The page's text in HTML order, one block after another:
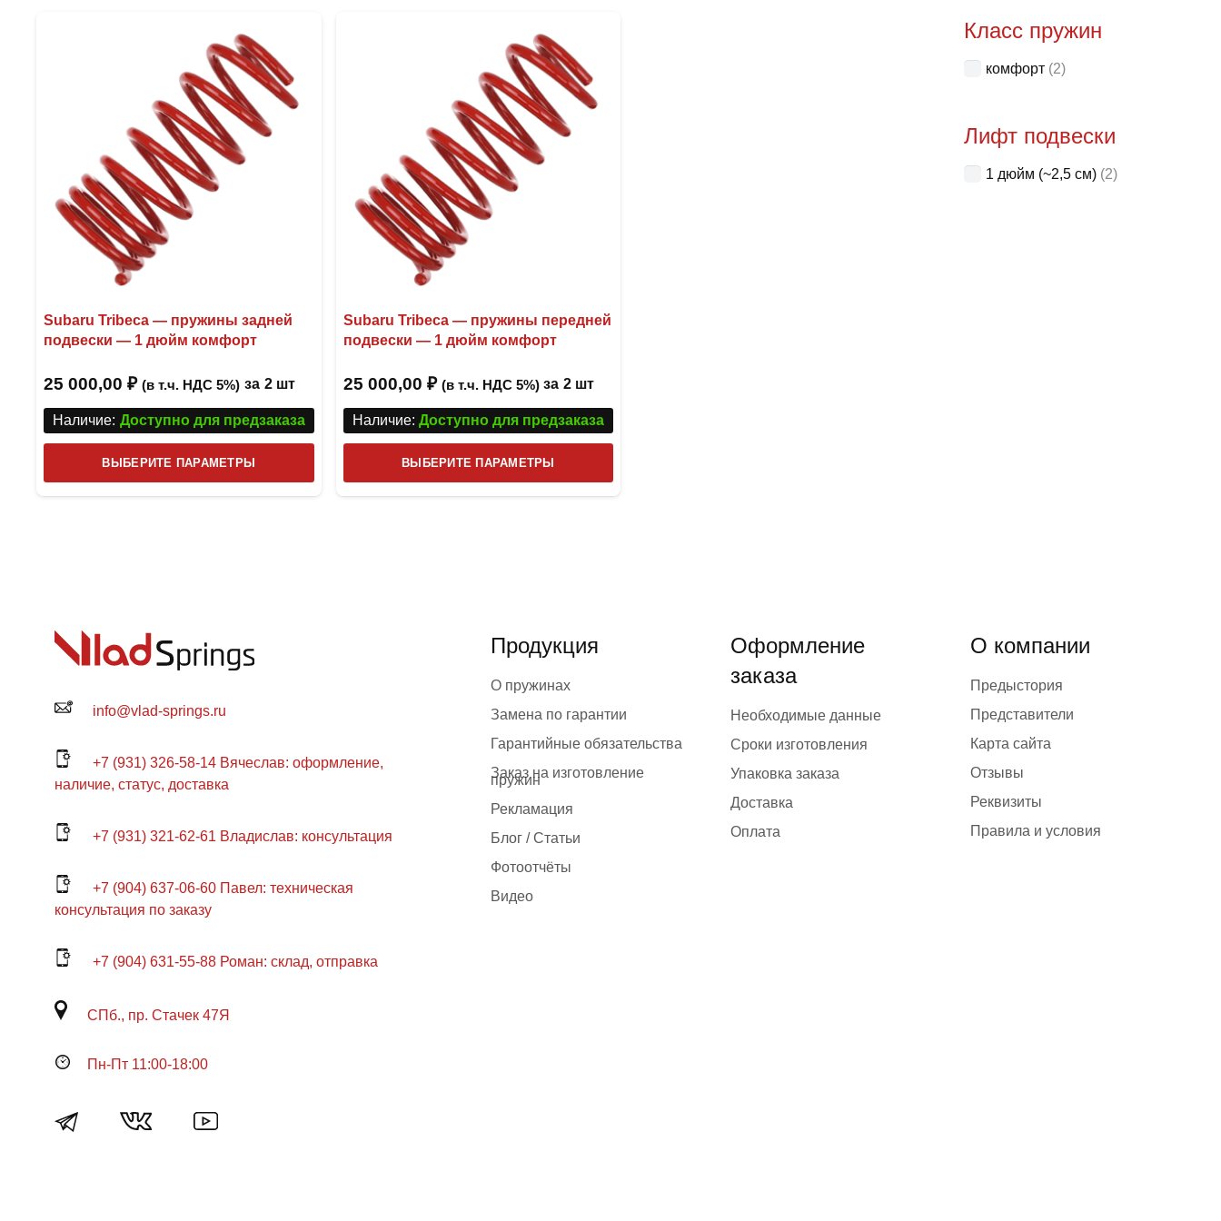
Subaru Tribeca — пружины задней
подвески — 1 дюйм комфорт
25 000,00 ₽ (в т.ч. НДС 5%) за 2 шт
Наличие: Доступно для предзаказа
ВЫБЕРИТЕ ПАРАМЕТРЫ
товар
Subaru Tribeca — пружины передней
подвески — 1 дюйм комфорт
25 000,00 ₽ (в т.ч. НДС 5%) за 2 шт
Наличие: Доступно для предзаказа
ВЫБЕРИТЕ ПАРАМЕТРЫ
товар
товара.
Класс пружин
комфорт (2)
Лифт подвески
1 дюйм (~2,5 см) (2)
info@vlad-springs.ru
+7 (931) 326-58-14 Вячеслав: оформление,
наличие, статус, доставка
+7 (931) 321-62-61 Владислав: консультация
+7 (904) 637-06-60 Павел: техническая
консультация по заказу
+7 (904) 631-55-88 Роман: склад, отправка
СПб., пр. Стачек 47Я
Пн-Пт 11:00-18:00
Продукция
О пружинах
Замена по гарантии
Гарантийные обязательства
Заказ на изготовление
пружин
Рекламация
Блог / Статьи
Фотоотчёты
Видео
Оформление
заказа
Необходимые данные
Сроки изготовления
Упаковка заказа
Доставка
Оплата
О компании
Предыстория
Представители
Карта сайта
Отзывы
Реквизиты
Правила и условия